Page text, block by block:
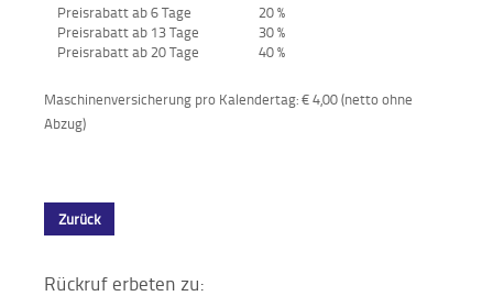
Preisrabatt ab 6 Tage
Preisrabatt ab 13 Tage
Preisrabatt ab 20 Tage
20 %
30 %
40 %
Maschinenversicherung pro Kalendertag: € 4,00 (netto ohne
Abzug)
Zurück
Rückruf erbeten zu: